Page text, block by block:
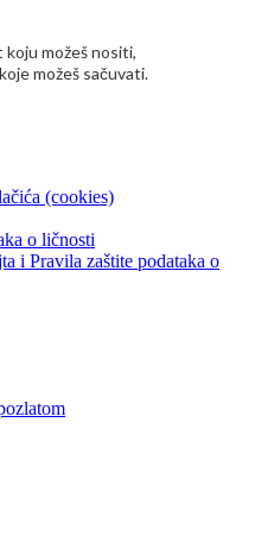
možeš nositi,
možeš sačuvati.
(cookies)
o ličnosti
i Pravila zaštite podataka o